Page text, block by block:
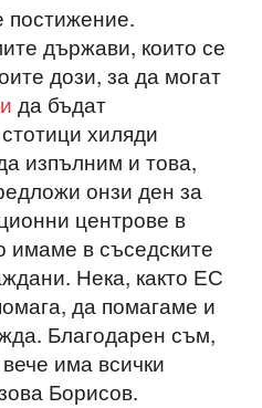
постижение.
държави, които се
дози, за да могат
да бъдат
хиляди
изпълним и това,
онзи ден за
центрове в
имаме в съседските
Нека, както ЕС
да помагаме и
Благодарен съм,
има всички
Борисов.